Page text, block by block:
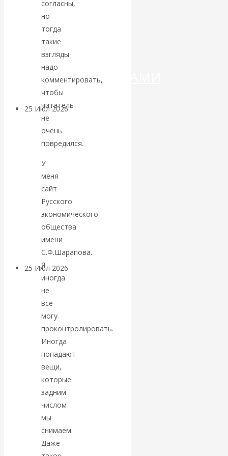
ДЕНЕГ»: КИТАЙ
ВЕДЁТ БОРЬБУ
КРИПТОВАЛЮТАМИ
25 Июл 2026Геополитика
Валентин
КАтасонов.
Может ли
Америка
покинуть НАТО?
25 Июл 2026
интервью и беседы
«Об этом
молчат»:
экономист
Валентин
Катасонов
считает, что
согласны,
но
тогда
такие
взгляды
надо
комментировать,
чтобы
читатель
не
очень
повредился.
У
меня
сайт
Русского
экономического
общества
имени
С.Ф.Шарапова.
Я
иногда
не
все
могу
проконтролировать.
Иногда
попадают
вещи,
которые
задним
числом
мы
снимаем.
Даже